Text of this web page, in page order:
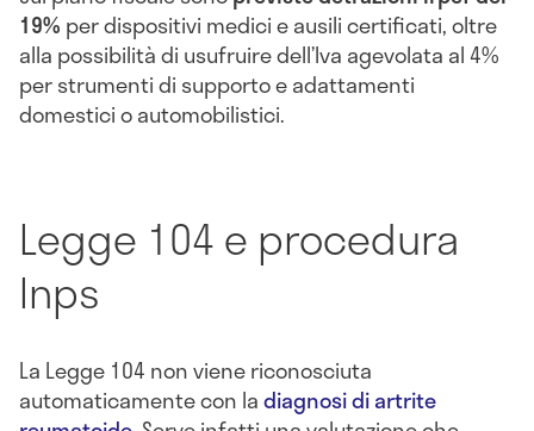
19% per dispositivi medici e ausili certificati, oltre
alla possibilità di usufruire dell’Iva agevolata al 4%
per strumenti di supporto e adattamenti
domestici o automobilistici.
Legge 104 e procedura
Inps
La Legge 104 non viene riconosciuta
automaticamente con ladiagnosi di artrite